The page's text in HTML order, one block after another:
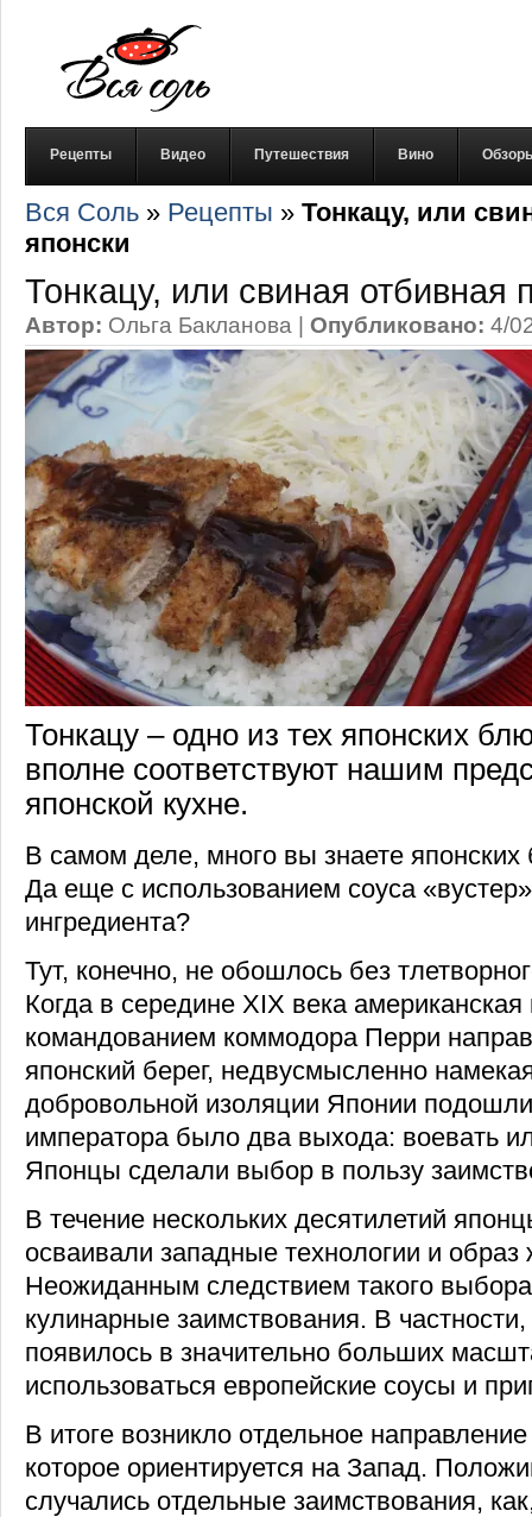
Рецепты Видео Путешествия Вино
Вся Соль » Рецепты » Тонкацу, или
японски
Тонкацу, или свиная отбивная
Автор: Ольга Бакланова | Опубликовано: 4/
Тонкацу – одно из тех японских
вполне соответствуют нашим
японской кухне.
В самом деле, много вы знаете
Да еще с использованием соуса
ингредиента?
Тут, конечно, не обошлось без
Когда в середине XIX века американская
командованием коммодора Перри
японский берег, недвусмысленно
добровольной изоляции Японии подошли
императора было два выхода: воевать
Японцы сделали выбор в пользу
В течение нескольких десятилетий
осваивали западные технологии и образ
Неожиданным следствием такого
кулинарные заимствования. В
появилось в значительно больших
использоваться европейские соусы и
В итоге возникло отдельное
которое ориентируется на Запад.
случались отдельные заимствования,